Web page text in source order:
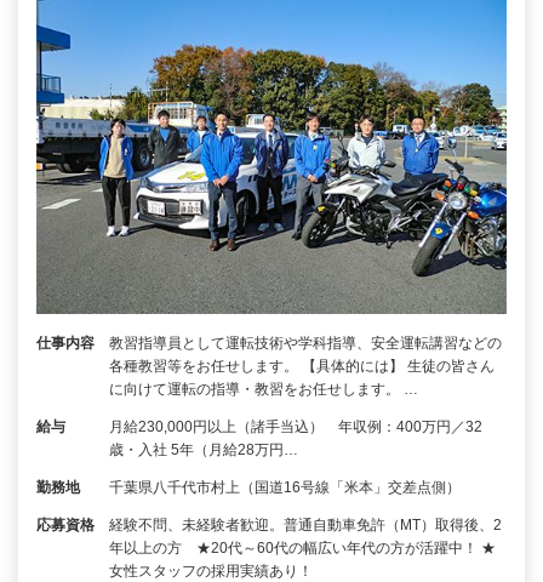
仕事内容
教習指導員として運転技術や学科指導、安全運転講習などの
各種教習等をお任せします。 【具体的には】 生徒の皆さん
に向けて運転の指導・教習をお任せします。 …
給与
月給230,000円以上（諸手当込） 年収例：400万円／32
歳・入社 5年（月給28万円…
勤務地 千葉県八千代市村上（国道16号線「米本」交差点側）
応募資格
経験不問、未経験者歓迎。普通自動車免許（MT）取得後、2
年以上の方 ★20代～60代の幅広い年代の方が活躍中！ ★
女性スタッフの採用実績あり！